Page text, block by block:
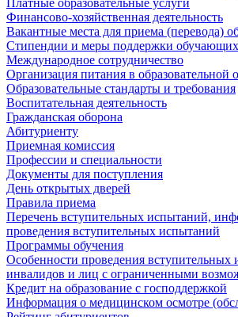
Платные образовательные услуги
Финансово-хозяйственная деятельность
Вакантные места для приема (перевода)
Стипендии и меры поддержки
Международное сотрудничество
Организация питания в образовательной
Образовательные стандарты и требования
Воспитательная деятельность
Гражданская оборона
Абитуриенту
Приемная комиссия
Профессии и специальности
Документы для поступления
День открытых дверей
Правила приема
Перечень вступительных испытаний,
проведения вступительных испытаний
Программы обучения
Особенности проведения вступительных
инвалидов и лиц с ограниченными
Кредит на образование с господдержкой
Информация о медицинском осмотре